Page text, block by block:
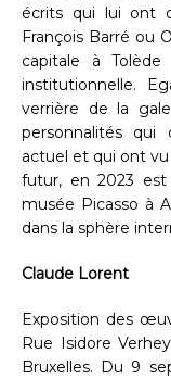
écrits qui lui ont
François Barré ou
capitale à
institutionnelle.
verrière de la
personnalités
actuel et qui ont
futur, en 2023
musée Picasso à
dans la sphère
Claude Lorent
Exposition des
Rue Isidore
Bruxelles. Du 9